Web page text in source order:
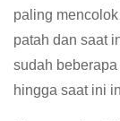
paling
patah dan saat
sudah
hingga saat ini